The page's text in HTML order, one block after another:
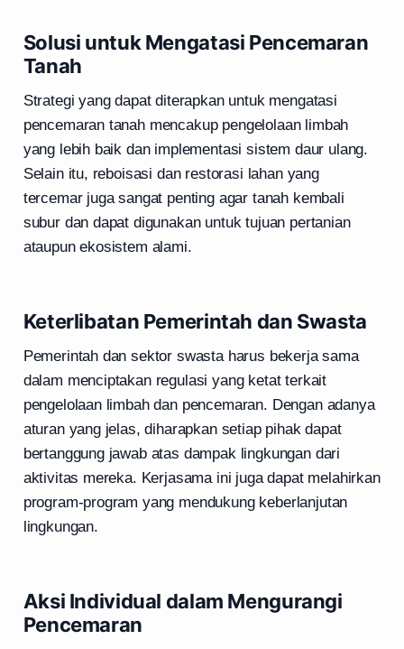
Solusi untuk Mengatasi Pencemaran
Tanah
Strategi yang dapat diterapkan untuk mengatasi
pencemaran tanah mencakup pengelolaan limbah
yang lebih baik dan implementasi sistem daur ulang.
Selain itu, reboisasi dan restorasi lahan yang
tercemar juga sangat penting agar tanah kembali
subur dan dapat digunakan untuk tujuan pertanian
ataupun ekosistem alami.
Keterlibatan Pemerintah dan Swasta
Pemerintah dan sektor swasta harus bekerja sama
dalam menciptakan regulasi yang ketat terkait
pengelolaan limbah dan pencemaran. Dengan adanya
aturan yang jelas, diharapkan setiap pihak dapat
bertanggung jawab atas dampak lingkungan dari
aktivitas mereka. Kerjasama ini juga dapat melahirkan
program-program yang mendukung keberlanjutan
lingkungan.
Aksi Individual dalam Mengurangi
Pencemaran